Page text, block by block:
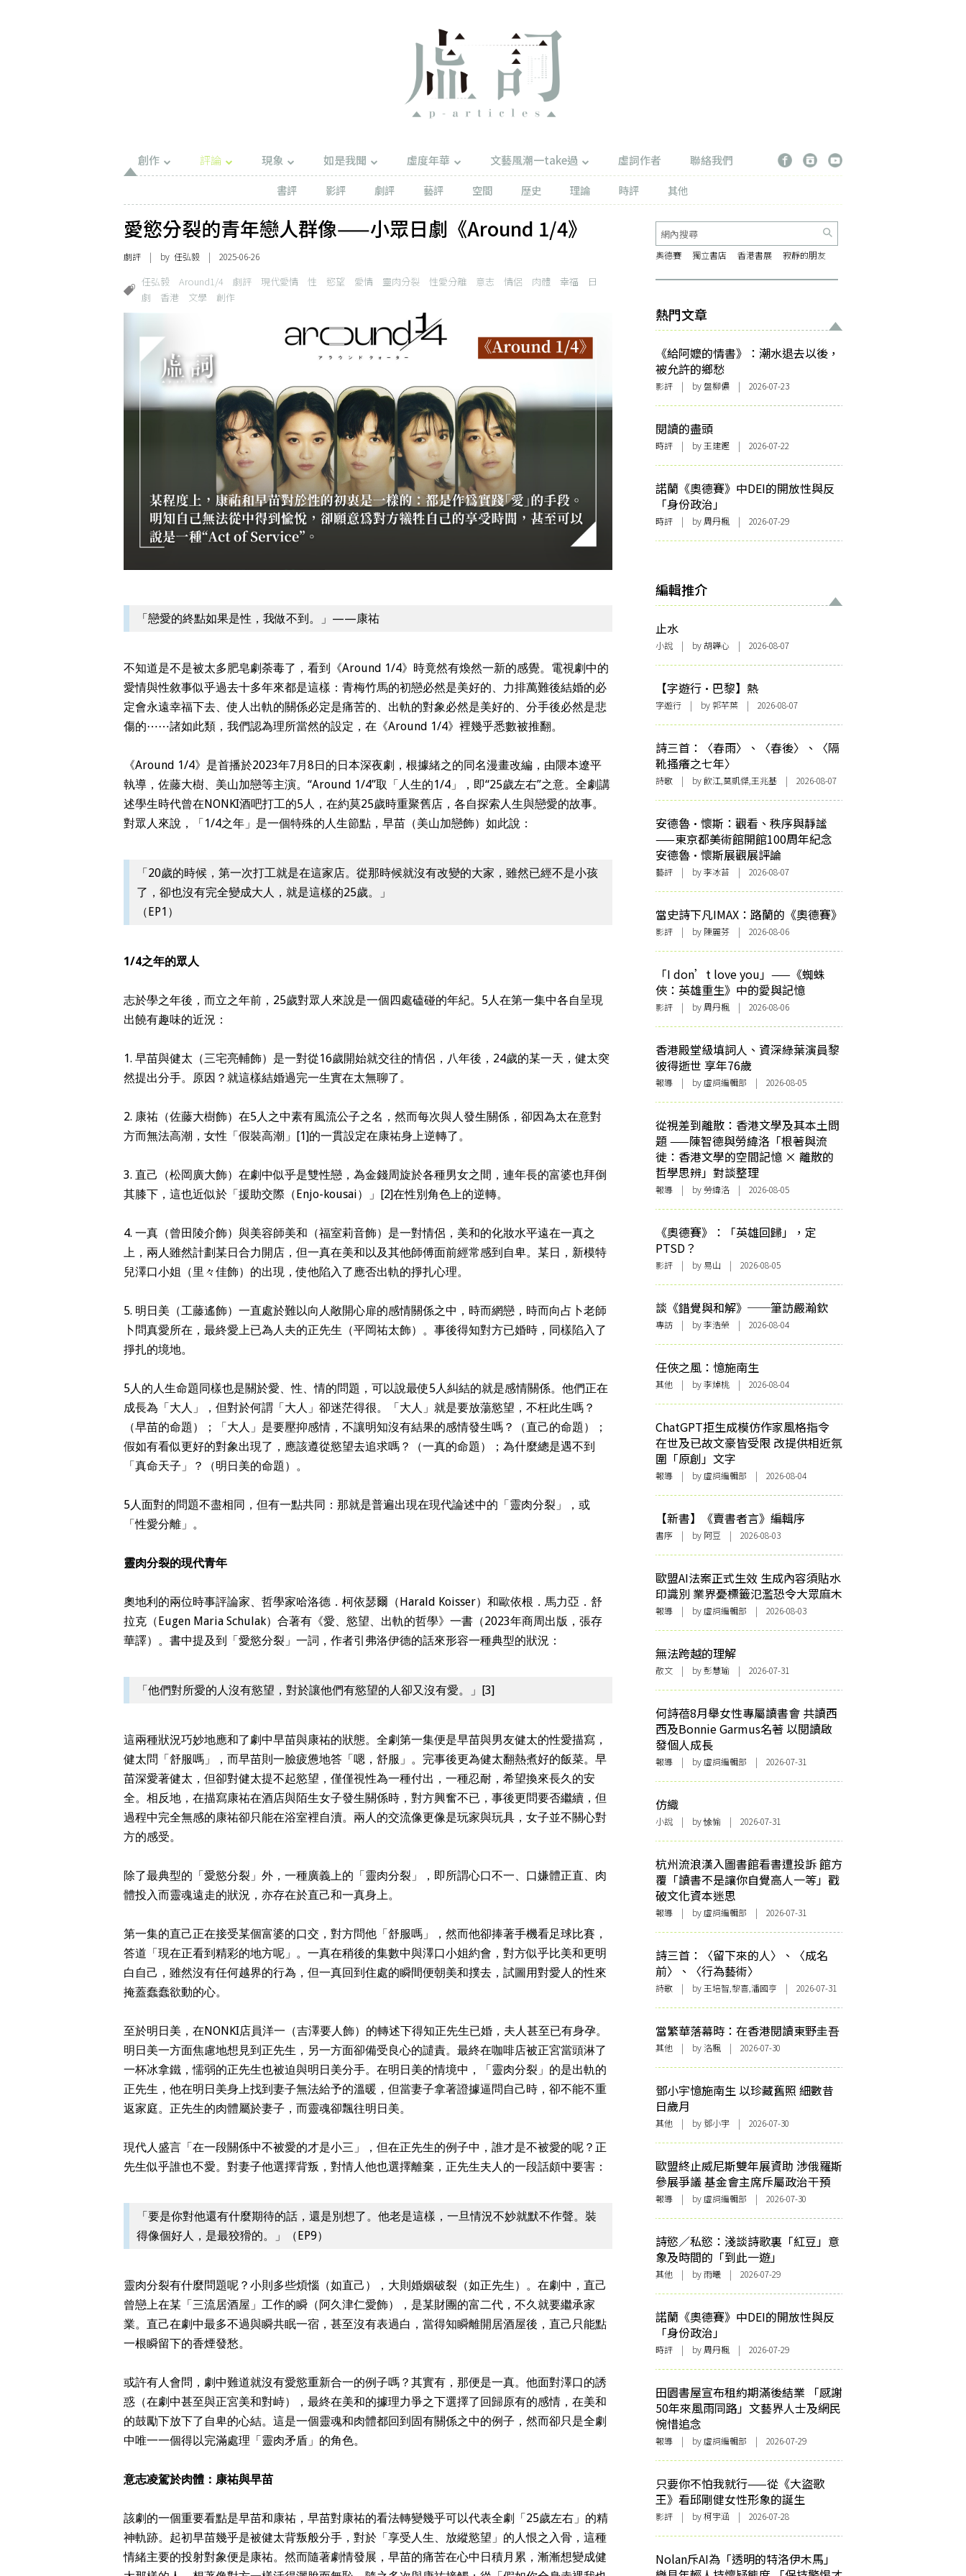
創作 評論 現象 如是我聞 虛度年華 文藝風潮一take過 虛詞作者
聯絡我們
書評
影評 劇評 藝評 空間 歷史 理論 時評 其他
愛慾分裂的青年戀人群像——小眾日劇《Around 1/4》
劇評 | by 任弘毅 | 2025-06-26
任弘毅 Around1/4 劇評 現代愛情 性 慾望 愛情 靈肉分裂 性愛分離 意志 情侶 肉體 幸福
日
劇
香港 文學 創作
「戀愛的終點如果是性，我做不到。」——康祐
不知道是不是被太多肥皂劇荼毒了，看到《Around 1/4》時竟然有煥然一新的感覺。電視劇中的
愛情與性敘事似乎過去十多年來都是這樣：青梅竹馬的初戀必然是美好的、力排萬難後結婚的必
定會永遠幸福下去、使人出軌的關係必定是痛苦的、出軌的對象必然是美好的、分手後必然是悲
傷的⋯⋯諸如此類，我們認為理所當然的設定，在《Around 1/4》裡幾乎悉數被推翻。
《Around 1/4》是首播於2023年7月8日的日本深夜劇，根據緒之的同名漫畫改編，由隈本遼平
執導，佐藤大樹、美山加戀等主演。“Around 1/4”取「人生的1/4」，即“25歲左右”之意。全劇講
述學生時代曾在NONKI酒吧打工的5人，在約莫25歲時重聚舊店，各自探索人生與戀愛的故事。
對眾人來說，「1/4之年」是一個特殊的人生節點，早苗（美山加戀飾）如此說：
「20歲的時候，第一次打工就是在這家店。從那時候就沒有改變的大家，雖然已經不是小孩
了，卻也沒有完全變成大人，就是這樣的25歲。」
（EP1）
1/4之年的眾人
志於學之年後，而立之年前，25歲對眾人來說是一個四處磕碰的年紀。5人在第一集中各自呈現
出饒有趣味的近況：
1. 早苗與健太（三宅亮輔飾）是一對從16歲開始就交往的情侶，八年後，24歲的某一天，健太突
然提出分手。原因？就這樣結婚過完一生實在太無聊了。
2. 康祐（佐藤大樹飾）在5人之中素有風流公子之名，然而每次與人發生關係，卻因為太在意對
方而無法高潮，女性「假裝高潮」[1]的一貫設定在康祐身上逆轉了。
3. 直己（松岡廣大飾）在劇中似乎是雙性戀，為金錢周旋於各種男女之間，連年長的富婆也拜倒
其膝下，這也近似於「援助交際（Enjo-kousai）」[2]在性別角色上的逆轉。
4. 一真（曾田陵介飾）與美容師美和（福室莉音飾）是一對情侶，美和的化妝水平遠在一真之
上，兩人雖然計劃某日合力開店，但一真在美和以及其他師傅面前經常感到自卑。某日，新模特
兒澤口小姐（里々佳飾）的出現，使他陷入了應否出軌的掙扎心理。
5. 明日美（工藤遙飾）一直處於難以向人敞開心扉的感情關係之中，時而網戀，時而向占卜老師
卜問真愛所在，最終愛上已為人夫的正先生（平岡祐太飾）。事後得知對方已婚時，同樣陷入了
掙扎的境地。
5人的人生命題同樣也是關於愛、性、情的問題，可以說最使5人糾結的就是感情關係。他們正在
成長為「大人」，但對於何謂「大人」卻迷茫得很。「大人」就是要放蕩慾望，不枉此生嗎？
（早苗的命題）；「大人」是要壓抑感情，不讓明知沒有結果的感情發生嗎？（直己的命題）；
假如有看似更好的對象出現了，應該遵從慾望去追求嗎？（一真的命題）；為什麼總是遇不到
「真命天子」？（明日美的命題）。
5人面對的問題不盡相同，但有一點共同：那就是普遍出現在現代論述中的「靈肉分裂」，或
「性愛分離」。
靈肉分裂的現代青年
奧地利的兩位時事評論家、哲學家哈洛德．柯依瑟爾（Harald Koisser）和歐依根．馬力亞．舒
拉克（Eugen Maria Schulak）合著有《愛、慾望、出軌的哲學》一書（2023年商周出版，張存
華譯）。書中提及到「愛慾分裂」一詞，作者引弗洛伊德的話來形容一種典型的狀況：
「他們對所愛的人沒有慾望，對於讓他們有慾望的人卻又沒有愛。」[3]
這兩種狀況巧妙地應和了劇中早苗與康祐的狀態。全劇第一集便是早苗與男友健太的性愛描寫，
健太問「舒服嗎」，而早苗則一臉疲憊地答「嗯，舒服」。完事後更為健太翻熱煮好的飯菜。早
苗深愛著健太，但卻對健太提不起慾望，僅僅視性為一種付出，一種忍耐，希望換來長久的安
全。相反地，在描寫康祐在酒店與陌生女子發生關係時，對方興奮不已，事後更問要否繼續，但
過程中完全無感的康祐卻只能在浴室裡自瀆。兩人的交流像更像是玩家與玩具，女子並不關心對
方的感受。
除了最典型的「愛慾分裂」外，一種廣義上的「靈肉分裂」，即所謂心口不一、口嫌體正直、肉
體投入而靈魂遠走的狀況，亦存在於直己和一真身上。
第一集的直己正在接受某個富婆的口交，對方問他「舒服嗎」，然而他卻捧著手機看足球比賽，
答道「現在正看到精彩的地方呢」。一真在稍後的集數中與澤口小姐約會，對方似乎比美和更明
白自己，雖然沒有任何越界的行為，但一真回到住處的瞬間便朝美和撲去，試圖用對愛人的性來
掩蓋蠢蠢欲動的心。
至於明日美，在NONKI店員洋一（吉澤要人飾）的轉述下得知正先生已婚，夫人甚至已有身孕。
明日美一方面焦慮地想見到正先生，另一方面卻備受良心的譴責。最終在咖啡店被正宮當頭淋了
一杯冰拿鐵，懦弱的正先生也被迫與明日美分手。在明日美的情境中，「靈肉分裂」的是出軌的
正先生，他在明日美身上找到妻子無法給予的溫暖，但當妻子拿著證據逼問自己時，卻不能不重
返家庭。正先生的肉體屬於妻子，而靈魂卻飄往明日美。
現代人盛言「在一段關係中不被愛的才是小三」，但在正先生的例子中，誰才是不被愛的呢？正
先生似乎誰也不愛。對妻子他選擇背叛，對情人他也選擇離棄，正先生夫人的一段話頗中要害：
「要是你對他還有什麼期待的話，還是別想了。他老是這樣，一旦情況不妙就默不作聲。裝
得像個好人，是最狡猾的。」（EP9）
靈肉分裂有什麼問題呢？小則多些煩惱（如直己），大則婚姻破裂（如正先生）。在劇中，直己
曾戀上在某「三流居酒屋」工作的瞬（阿久津仁愛飾），是某財團的富二代，不久就要繼承家
業。直己在劇中最多不過與瞬共眠一宿，甚至沒有表過白，當得知瞬離開居酒屋後，直己只能點
一根瞬留下的香煙發愁。
或許有人會問，劇中難道就沒有愛慾重新合一的例子嗎？其實有，那便是一真。他面對澤口的誘
惑（在劇中甚至與正宮美和對峙），最終在美和的據理力爭之下選擇了回歸原有的感情，在美和
的鼓勵下放下了自卑的心結。這是一個靈魂和肉體都回到固有關係之中的例子，然而卻只是全劇
中唯一一個得以完滿處理「靈肉矛盾」的角色。
意志凌駕於肉體：康祐與早苗
該劇的一個重要看點是早苗和康祐，早苗對康祐的看法轉變幾乎可以代表全劇「25歲左右」的精
神軌跡。起初早苗幾乎是被健太背叛般分手，對於「享受人生、放縱慾望」的人恨之入骨，這種
情緒主要的投射對象便是康祐。然而隨著劇情發展，早苗的痛苦在心中日積月累，漸漸想變成健
奧德賽 獨立書店 香港書展 寂靜的朋友
熱門文章
《給阿嬤的情書》：潮水退去以後，
被允許的鄉愁
影評 | by 盤柳儂 | 2026-07-23
閱讀的盡頭
時評 | by 王建鏗 | 2026-07-22
諾蘭《奧德賽》中DEI的開放性與反
「身份政治」
時評 | by 周丹楓 | 2026-07-29
編輯推介
止水
小說 | by 胡韡心 | 2026-08-07
【字遊行·巴黎】熱
字遊行 | by 郭芊葉 | 2026-08-07
詩三首：〈春雨〉、〈春後〉、〈隔
靴搔癢之七年〉
詩歌 | by 飲江,莫凱傑,王兆基 | 2026-08-07
安德魯·懷斯：觀看、秩序與靜謐
——東京都美術館開館100周年紀念
安德魯·懷斯展觀展評論
藝評 | by 李冰苔 | 2026-08-07
當史詩下凡IMAX：路蘭的《奧德賽》
影評 | by 陳麗芬 | 2026-08-06
「I don’t love you」——《蜘蛛
俠：英雄重生》中的愛與記憶
影評 | by 周丹楓 | 2026-08-06
香港殿堂級填詞人、資深綠葉演員黎
彼得逝世 享年76歲
報導 | by 虛詞編輯部 | 2026-08-05
從視差到離散：香港文學及其本土問
題 ——陳智德與勞緯洛「根著與流
徙：香港文學的空間記憶 × 離散的
哲學思辨」對談整理
報導 | by 勞緯洛 | 2026-08-05
《奧德賽》：「英雄回歸」，定
PTSD？
影評 | by 易山 | 2026-08-05
談《錯覺與和解》──筆訪嚴瀚欽
專訪 | by 李浩榮 | 2026-08-04
任俠之風：憶施南生
其他 | by 李焯桃 | 2026-08-04
ChatGPT拒生成模仿作家風格指令
在世及已故文豪皆受限 改提供相近氛
圍「原創」文字
報導 | by 虛詞編輯部 | 2026-08-04
【新書】《賣書者言》編輯序
書序 | by 阿豆 | 2026-08-03
歐盟AI法案正式生效 生成內容須貼水
印識別 業界憂標籤氾濫恐令大眾麻木
報導 | by 虛詞編輯部 | 2026-08-03
無法跨越的理解
散文 | by 彭慧瑜 | 2026-07-31
何詩蓓8月舉女性專屬讀書會 共讀西
西及Bonnie Garmus名著 以閱讀啟
發個人成長
報導 | by 虛詞編輯部 | 2026-07-31
仿織
小說 | by 悇愉 | 2026-07-31
杭州流浪漢入圖書館看書遭投訴 館方
覆「讀書不是讓你自覺高人一等」戳
破文化資本迷思
報導 | by 虛詞編輯部 | 2026-07-31
詩三首：〈留下來的人〉、〈成名
前〉、〈行為藝術〉
詩歌 | by 王培智,黎喜,潘國亨 | 2026-07-31
當繁華落幕時：在香港閱讀東野圭吾
其他 | by洛楓 | 2026-07-30
鄧小宇憶施南生 以珍藏舊照 細數昔
日歲月
其他 | by 鄧小宇 | 2026-07-30
歐盟終止威尼斯雙年展資助 涉俄羅斯
參展爭議 基金會主席斥屬政治干預
報導 | by 虛詞編輯部 | 2026-07-30
詩慾／私慾：淺談詩歌裏「紅豆」意
象及時間的「到此一遊」
其他 | by 雨曦 | 2026-07-29
諾蘭《奧德賽》中DEI的開放性與反
「身份政治」
時評 | by 周丹楓 | 2026-07-29
田園書屋宣布租約期滿後結業 「感謝
50年來風雨同路」文藝界人士及網民
惋惜追念
報導 | by 虛詞編輯部 | 2026-07-29
只要你不怕我就行——從《大盜歌
王》看邱剛健女性形象的誕生
影評 | by 柯宇涵 | 2026-07-28
Nolan斥AI為「透明的特洛伊木馬」